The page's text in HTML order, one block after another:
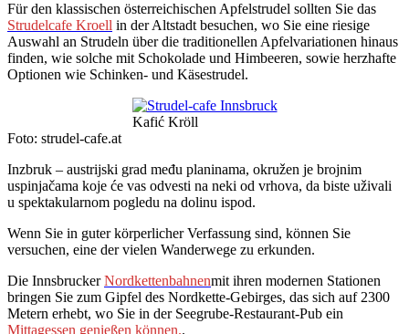
Für den klassischen österreichischen Apfelstrudel sollten Sie das
Strudelcafe Kroell in der Altstadt besuchen, wo Sie eine riesige
Auswahl an Strudeln über die traditionellen Apfelvariationen hinaus
finden, wie solche mit Schokolade und Himbeeren, sowie herzhafte
Optionen wie Schinken- und Käsestrudel.
Kafić Kröll
Foto: strudel-cafe.at
Inzbruk – austrijski grad među planinama, okružen je brojnim
uspinjačama koje će vas odvesti na neki od vrhova, da biste uživali
u spektakularnom pogledu na dolinu ispod.
Wenn Sie in guter körperlicher Verfassung sind, können Sie
versuchen, eine der vielen Wanderwege zu erkunden.
Die InnsbruckerNordkettenbahnenmit ihren modernen Stationen
bringen Sie zum Gipfel des Nordkette-Gebirges, das sich auf 2300
Metern erhebt, wo Sie in der Seegrube-Restaurant-Pub ein
Mittagessen genießen können..